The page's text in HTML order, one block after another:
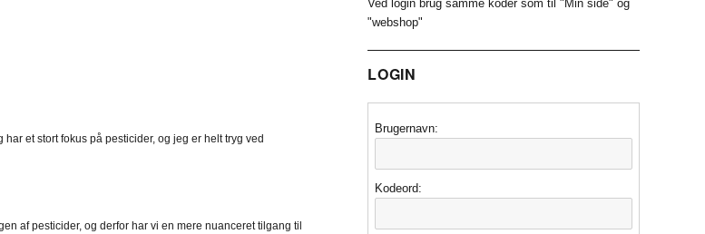
et stort fokus på pesticider, og jeg er helt tryg ved
af pesticider, og derfor har vi en mere nuanceret tilgang til
Ved login brug samme koder som til "Min side" og
"webshop"
LOGIN
Brugernavn:
Kodeord: